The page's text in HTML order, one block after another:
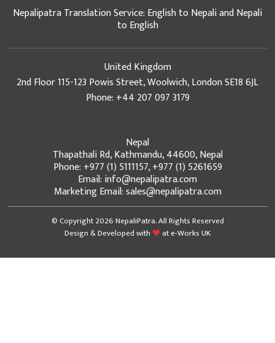
Nepalipatra Translation Service: English to Nepali and Nepali
to English
United Kingdom
2nd Floor 115-123 Powis Street, Woolwich, London SE18 6JL
Phone: +44 207 097 3179
Nepal
Thapathali Rd, Kathmandu, 44600, Nepal
Phone: +977 (1) 5111157, +977 (1) 5261659
Email: info@nepalipatra.com
Marketing Email: sales@nepalipatra.com
© Copyright 2026 NepaliPatra. All Rights Reserved
Design & Developed with
ate-Works UK